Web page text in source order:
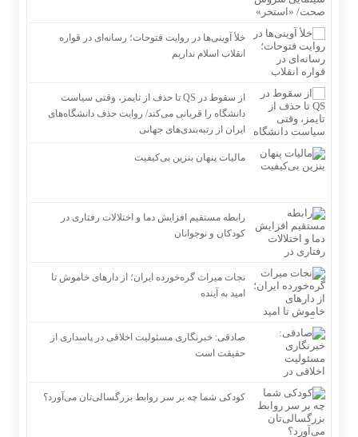
خلأ آوینی‌ها در روایت فتوحات؛ رسانه‌ای در قواره
انقلاب اسلام نداریم
از سقوط در QS تا حذف از تایمز، وقتی سیاست
دانشگاه را قربانی می‌کند/ روایت حذف دانشگاه‌های
ایران از رتبه‌بندی‌های جهانی
مالیات پنهان بنزین بی‌کیفیت
رابطه مستقیم افزایش دما و اختلالات رفتاری در
کودکان و نوجوانان
نجات میراث گره‌خورده ایران؛ از دارهای خاموش تا
امید به آینده
صادقی: خبرنگاری مسئولیت اخلاقی در پاسداری از
حقیقت است
کودکی شما چه بر سر روابط بزرگسالی‌تان می‌آورد؟